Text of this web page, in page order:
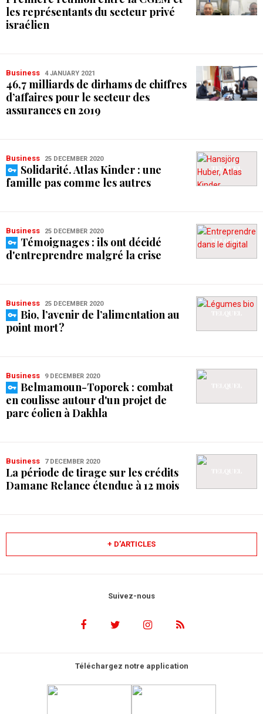
les représentants du secteur privé
israélien
Business 4 JANUARY 2021
46,7 milliards de dirhams de chiffres
d’affaires pour le secteur des
assurances en 2019
Business 25 DECEMBER 2020
Solidarité. Atlas Kinder : une
famille pas comme les autres
Business 25 DECEMBER 2020
Témoignages : ils ont décidé
d'entreprendre malgré la crise
Business 25 DECEMBER 2020
Bio, l’avenir de l’alimentation au
point mort ?
Business 9 DECEMBER 2020
Belmamoun-Toporek : combat
en coulisse autour d'un projet de
parc éolien à Dakhla
Business 7 DECEMBER 2020
La période de tirage sur les crédits
Damane Relance étendue à 12 mois
+ D’ARTICLES
Suivez-nous
Téléchargez notre application